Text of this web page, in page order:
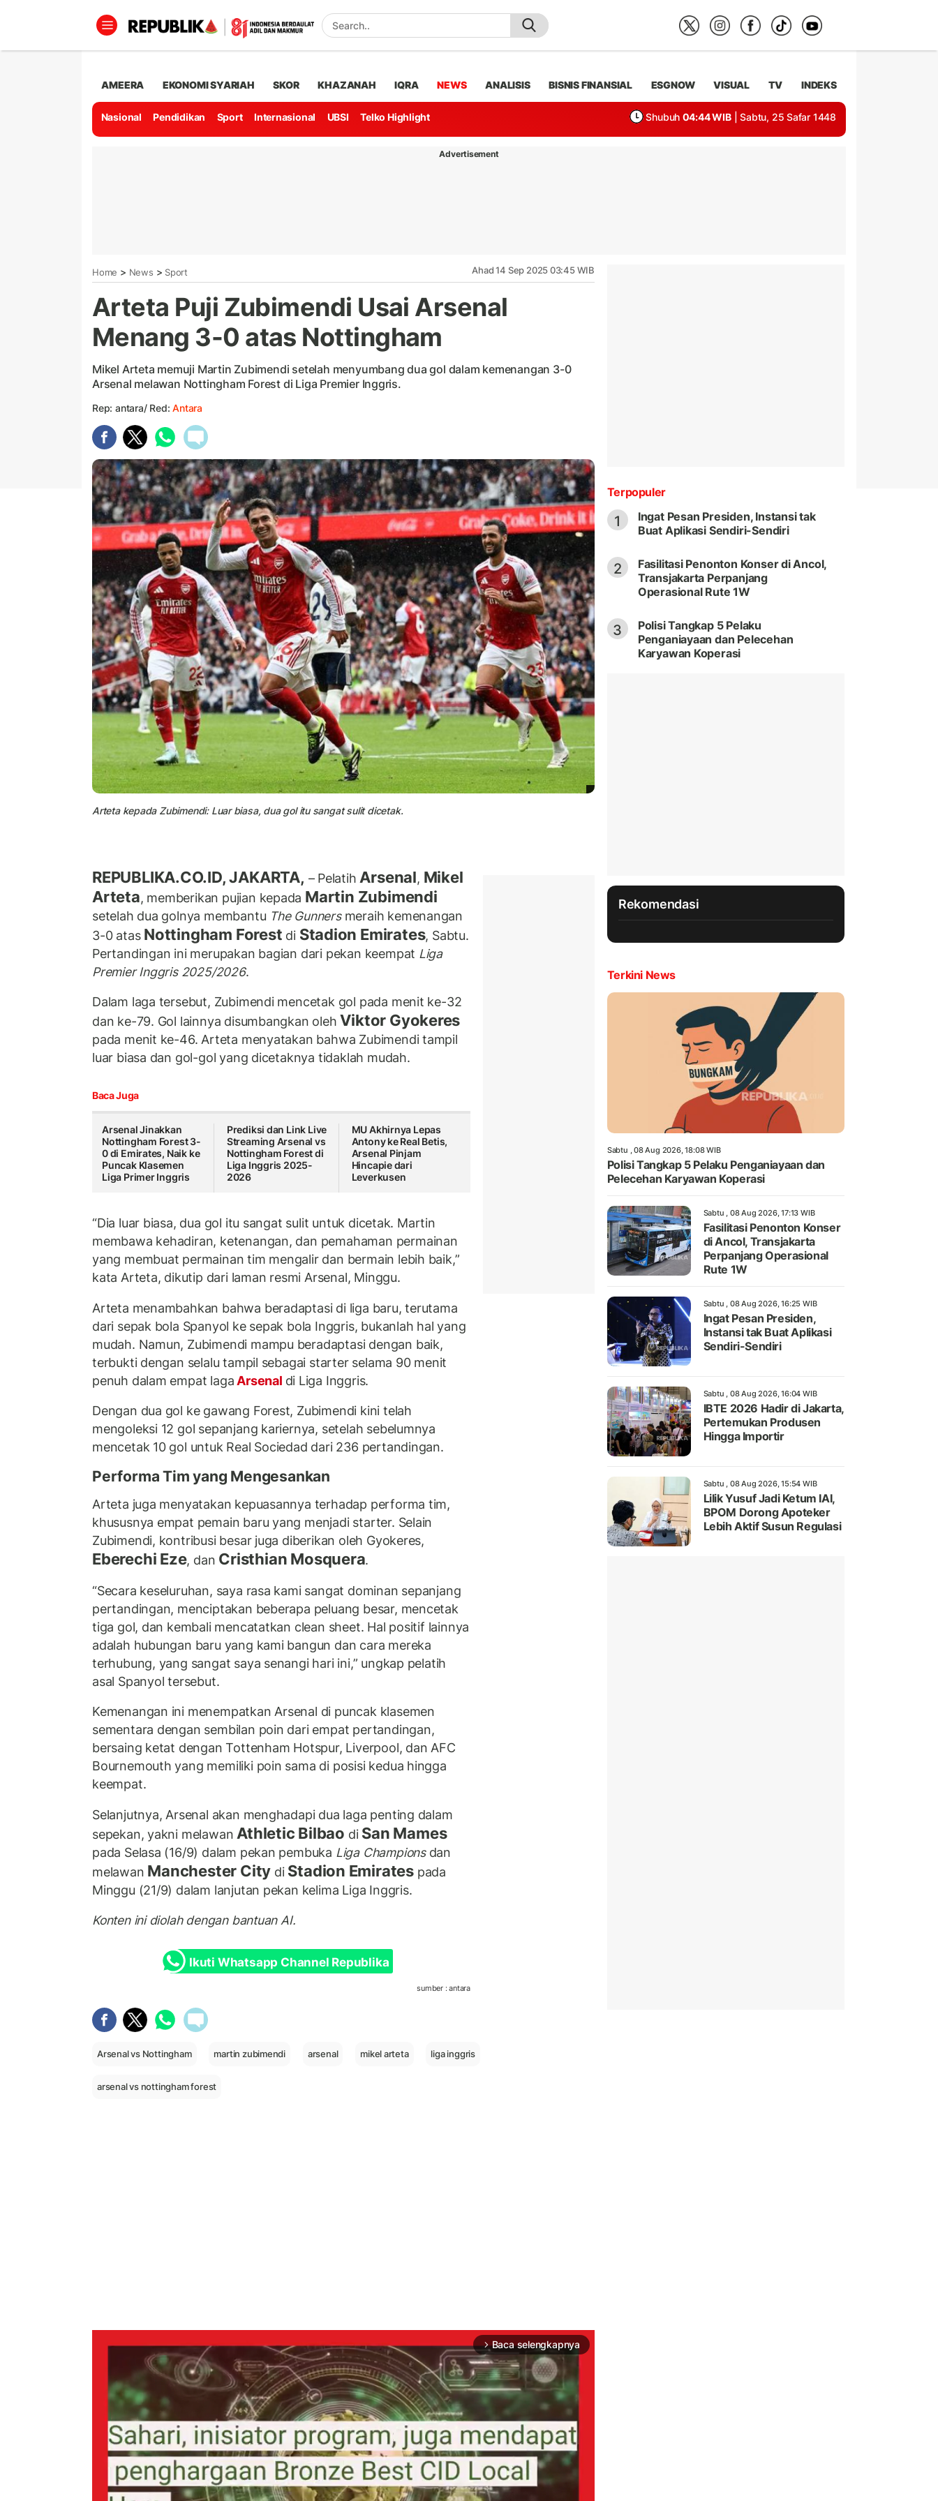
AMEERA EKONOMI SYARIAH SKOR KHAZANAH IQRA NEWS ANALISIS BISNIS FINANSIAL ESGNOW VISUAL TV INDEKS
Nasional Pendidikan Sport Internasional UBSI Telko Highlight Shubuh 04:44 WIB | Sabtu, 25 Safar 1448
Advertisement
Home > News > Sport Ahad 14 Sep 2025 03:45 WIB
Arteta Puji Zubimendi Usai Arsenal
Menang 3-0 atas Nottingham
Mikel Arteta memuji Martin Zubimendi setelah menyumbang dua gol dalam kemenangan 3-0
Arsenal melawan Nottingham Forest di Liga Premier Inggris.
Rep: antara/ Red:Antara
Arteta kepada Zubimendi: Luar biasa, dua gol itu sangat sulit dicetak.
REPUBLIKA.CO.ID, JAKARTA, – Pelatih Arsenal, Mikel
Arteta, memberikan pujian kepada Martin Zubimendi
setelah dua golnya membantu The Gunnersmeraih kemenangan
3-0 atas Nottingham Forest di Stadion Emirates, Sabtu.
Pertandingan ini merupakan bagian dari pekan keempat Liga
Premier Inggris 2025/2026.
Dalam laga tersebut, Zubimendi mencetak gol pada menit ke-32
dan ke-79. Gol lainnya disumbangkan oleh Viktor Gyokeres
pada menit ke-46. Arteta menyatakan bahwa Zubimendi tampil
luar biasa dan gol-gol yang dicetaknya tidaklah mudah.
Baca Juga
Arsenal Jinakkan
Nottingham Forest 3-
0 di Emirates, Naik ke
Puncak Klasemen
Liga Primer Inggris
Prediksi dan Link Live
Streaming Arsenal vs
Nottingham Forest di
Liga Inggris 2025-
2026
MU Akhirnya Lepas
Antony ke Real Betis,
Arsenal Pinjam
Hincapie dari
Leverkusen
“Dia luar biasa, dua gol itu sangat sulit untuk dicetak. Martin
membawa kehadiran, ketenangan, dan pemahaman permainan
yang membuat permainan tim mengalir dan bermain lebih baik,”
kata Arteta, dikutip dari laman resmi Arsenal, Minggu.
Arteta menambahkan bahwa beradaptasi di liga baru, terutama
dari sepak bola Spanyol ke sepak bola Inggris, bukanlah hal yang
mudah. Namun, Zubimendi mampu beradaptasi dengan baik,
terbukti dengan selalu tampil sebagai starter selama 90 menit
penuh dalam empat laga Arsenal di Liga Inggris.
Dengan dua gol ke gawang Forest, Zubimendi kini telah
mengoleksi 12 gol sepanjang kariernya, setelah sebelumnya
mencetak 10 gol untuk Real Sociedad dari 236 pertandingan.
Performa Tim yang Mengesankan
Arteta juga menyatakan kepuasannya terhadap performa tim,
khususnya empat pemain baru yang menjadi starter. Selain
Zubimendi, kontribusi besar juga diberikan oleh Gyokeres,
Eberechi Eze, dan Cristhian Mosquera.
“Secara keseluruhan, saya rasa kami sangat dominan sepanjang
pertandingan, menciptakan beberapa peluang besar, mencetak
tiga gol, dan kembali mencatatkan clean sheet. Hal positif lainnya
adalah hubungan baru yang kami bangun dan cara mereka
terhubung, yang sangat saya senangi hari ini,” ungkap pelatih
asal Spanyol tersebut.
Kemenangan ini menempatkan Arsenal di puncak klasemen
sementara dengan sembilan poin dari empat pertandingan,
bersaing ketat dengan Tottenham Hotspur, Liverpool, dan AFC
Bournemouth yang memiliki poin sama di posisi kedua hingga
keempat.
Selanjutnya, Arsenal akan menghadapi dua laga penting dalam
sepekan, yakni melawan Athletic Bilbao di San Mames
pada Selasa (16/9) dalam pekan pembuka Liga Championsdan
melawan Manchester City di Stadion Emirates pada
Minggu (21/9) dalam lanjutan pekan kelima Liga Inggris.
Konten ini diolah dengan bantuan AI.
Ikuti Whatsapp Channel Republika
sumber : antara
Arsenal vs Nottingham martin zubimendi arsenal mikel arteta liga inggris
arsenal vs nottingham forest
arrow_forward_ios Baca selengkapnya
Terpopuler
1
Ingat Pesan Presiden, Instansi tak
Buat Aplikasi Sendiri-Sendiri
2
Fasilitasi Penonton Konser di Ancol,
Transjakarta Perpanjang
Operasional Rute 1W
3
Polisi Tangkap 5 Pelaku
Penganiayaan dan Pelecehan
Karyawan Koperasi
Rekomendasi
Terkini News
Sabtu , 08 Aug 2026, 18:08 WIB
Polisi Tangkap 5 Pelaku Penganiayaan dan
Pelecehan Karyawan Koperasi
Sabtu , 08 Aug 2026, 17:13 WIB
Fasilitasi Penonton Konser
di Ancol, Transjakarta
Perpanjang Operasional
Rute 1W
Sabtu , 08 Aug 2026, 16:25 WIB
Ingat Pesan Presiden,
Instansi tak Buat Aplikasi
Sendiri-Sendiri
Sabtu , 08 Aug 2026, 16:04 WIB
IBTE 2026 Hadir di Jakarta,
Pertemukan Produsen
Hingga Importir
Sabtu , 08 Aug 2026, 15:54 WIB
Lilik Yusuf Jadi Ketum IAI,
BPOM Dorong Apoteker
Lebih Aktif Susun Regulasi